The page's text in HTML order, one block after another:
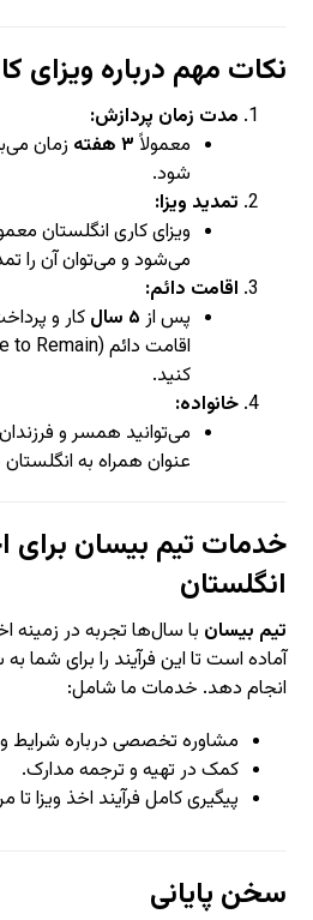
نکات مهم درباره ویزای
مدت زمان پردازش:
معمولاً ۳ هفته
زمان
شود.
تمدید ویزا:
ویزای کاری انگلستان
می‌شود و می‌توان آن را
اقامت دائم:
پس از ۵ سال
کار و
کنید.
خانواده:
عنوان همراه به انگلستان
خدمات تیم بیسان برای
انگلستان
تیم بیسان با سال‌ها تجربه در زمینه
آماده است تا این فرآیند را برای
انجام دهد. خدمات ما شامل:
مشاوره تخصصی درباره شرایط و
کمک در تهیه و ترجمه مدارک.
پیگیری کامل فرآیند اخذ ویزا تا
سخن پایانی